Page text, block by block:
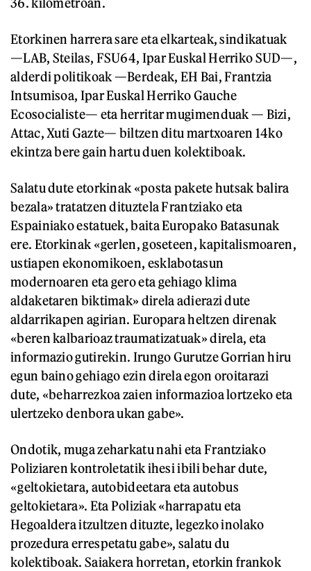
Etorkinen harrera sare eta elkarteak, sindikatuak
—LAB, Steilas, FSU64, Ipar Euskal Herriko SUD—,
alderdi politikoak —Berdeak, EH Bai, Frantzia
Intsumisoa, Ipar Euskal Herriko Gauche
Ecosocialiste— eta herritar mugimenduak — Bizi,
Attac, Xuti Gazte— biltzen ditu martxoaren 14ko
ekintza bere gain hartu duen kolektiboak.
Salatu dute etorkinak «posta pakete hutsak balira
bezala» tratatzen dituztela Frantziako eta
Espainiako estatuek, baita Europako Batasunak
ere. Etorkinak «gerlen, goseteen, kapitalismoaren,
ustiapen ekonomikoen, esklabotasun
modernoaren eta gero eta gehiago klima
aldaketaren biktimak» direla adierazi dute
aldarrikapen agirian. Europara heltzen direnak
«beren kalbarioaz traumatizatuak» direla, eta
informazio gutirekin. Irungo Gurutze Gorrian hiru
egun baino gehiago ezin direla egon oroitarazi
dute, «beharrezkoa zaien informazioa lortzeko eta
ulertzeko denbora ukan gabe».
Ondotik, muga zeharkatu nahi eta Frantziako
Poliziaren kontroletatik ihesi ibili behar dute,
«geltokietara, autobideetara eta autobus
geltokietara». Eta Poliziak «harrapatu eta
Hegoaldera itzultzen dituzte, legezko inolako
prozedura errespetatu gabe», salatu du
kolektiboak. Saiakera horretan, etorkin frankok